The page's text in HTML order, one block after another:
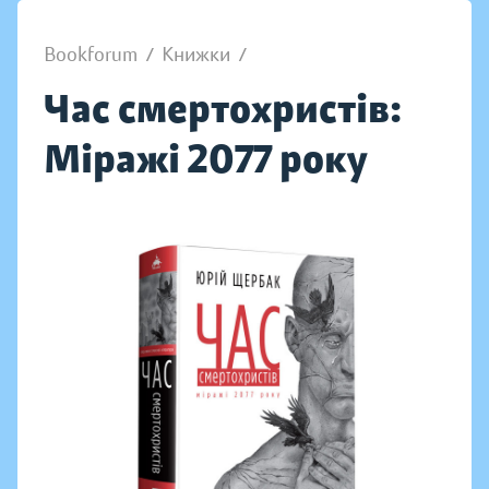
Bookforum / Книжки /
Час смертохристів:
Міражі 2077 року